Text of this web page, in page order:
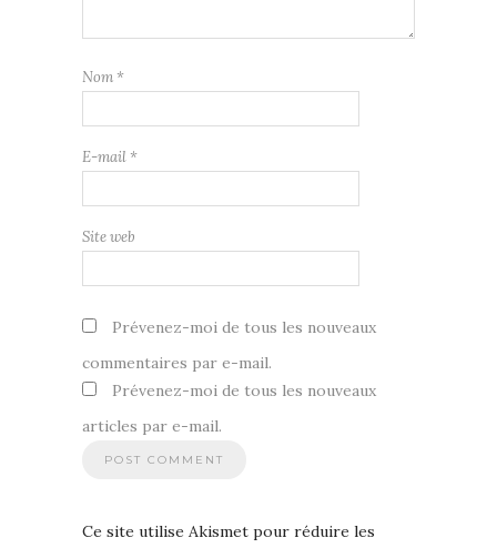
Nom *
E-mail *
Site web
Prévenez-moi de tous les nouveaux
commentaires par e-mail.
Prévenez-moi de tous les nouveaux
articles par e-mail.
Ce site utilise Akismet pour réduire les